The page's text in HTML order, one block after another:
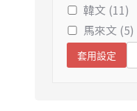
韓文 (11)
馬來文 (5)
套用設定